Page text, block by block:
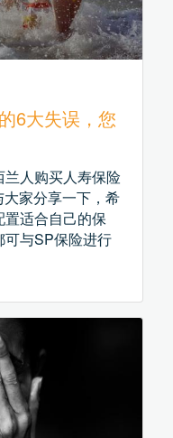
6大失误，您
人购买人寿保险
家分享一下，希
适合自己的保
可与SP保险进行